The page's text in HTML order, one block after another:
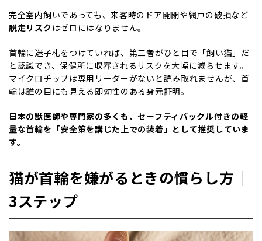
完全室内飼いであっても、来客時のドア開閉や網戸の破損など
脱走リスク はゼロにはなりません。
首輪に迷子札をつけていれば、第三者がひと目で「飼い猫」だ
と認識でき、保健所に収容されるリスクを大幅に減らせます。
マイクロチップは専用リーダーがないと読み取れませんが、首
輪は誰の目にも見える即効性のある身元証明。
日本の獣医師や専門家の多くも、セーフティバックル付きの軽
量な首輪を「安全策を講じた上での装着」として推奨していま
す。
猫が首輪を嫌がるときの慣らし方｜
3ステップ